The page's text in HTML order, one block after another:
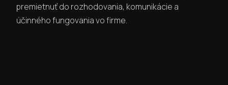
premietnuť do rozhodovania, komunikácie a
účinného fungovania vo firme.